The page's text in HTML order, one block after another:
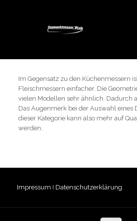
Im Gegensatz zu den Küchenmessern
Fleischmessern einfacher. Die
vielen Modellen sehr ähnlich. Dadurch
Das Augenmerk bei der Auswahl eines
dieser Kategorie kann also mehr auf
werden.
Impressum I Datenschutzerklärung